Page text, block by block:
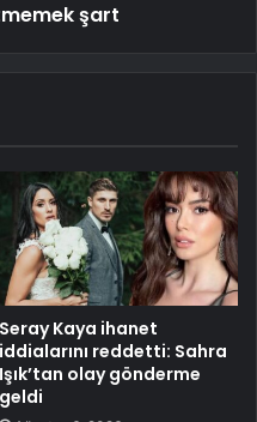
şart
Seray Kaya ihanet
iddialarını reddetti: Sahra
Işık’tan olay gönderme
geldi